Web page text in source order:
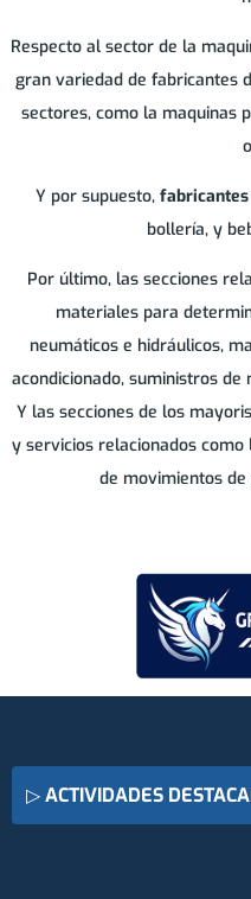
Respecto al sector de la
gran variedad de fabricantes
sectores, como la maquinas
Y por supuesto,
bollería, y
Por último, las secciones
materiales para
neumáticos e hidráulicos,
acondicionado, suministros
Y las secciones de los
y servicios relacionados
de movimientos
▷ACTIVIDADES